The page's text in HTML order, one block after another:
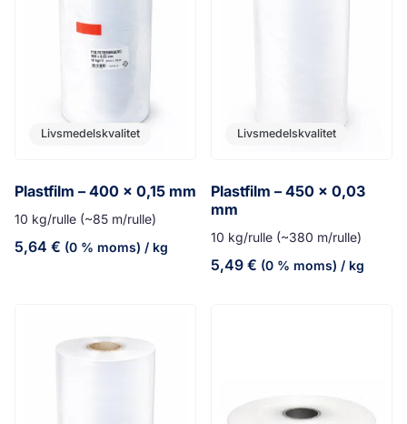
Livsmedelskvalitet
Plastfilm – 400 x 0,15 mm
10 kg/rulle (~85 m/rulle)
5,64 € (0 % moms) / kg
Livsmedelskvalitet
Plastfilm – 450 x 0,03
mm
10 kg/rulle (~380 m/rulle)
5,49 € (0 % moms) / kg